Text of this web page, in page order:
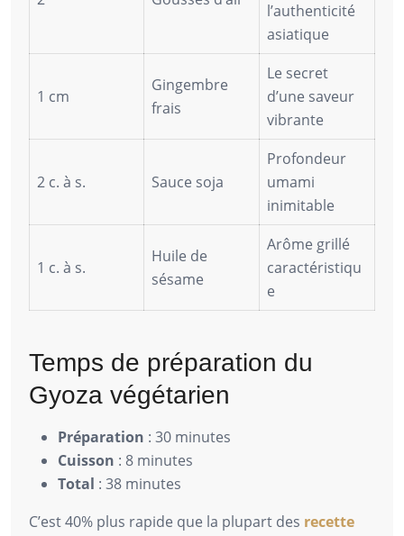
l’authenticité
asiatique
1 cm
Gingembre
frais
Le secret
d’une saveur
vibrante
2 c. à s. Sauce soja
Profondeur
umami
inimitable
1 c. à s.
Huile de
sésame
Arôme grillé
caractéristiqu
e
Temps de préparation du
Gyoza végétarien
Préparation : 30 minutes
Cuisson : 8 minutes
Total : 38 minutes
C’est 40% plus rapide que la plupart des recette